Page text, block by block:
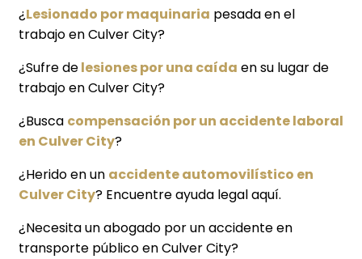
¿Lesionado por maquinaria pesada en el
trabajo en Culver City?
¿Sufre delesiones por una caída en su lugar de
trabajo en Culver City?
¿Busca compensación por un accidente laboral
en Culver City?
¿Herido en un accidente automovilístico en
Culver City? Encuentre ayuda legal aquí.
¿Necesita un abogado por un accidente en
transporte público en Culver City?